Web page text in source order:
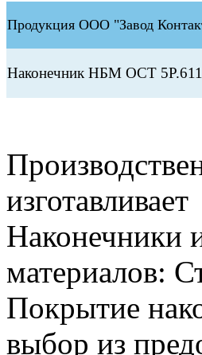
Продукция ООО "Завод
Наконечник НБМ ОСТ
Наконечники
материалов:
Покрытие
выбор из